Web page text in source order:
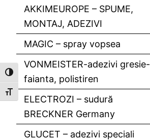
Toggle High Contrast
Toggle Font size
AKKIMEUROPE – SPUME,
MONTAJ, ADEZIVI
MAGIC – spray vopsea
VONMEISTER-adezivi gresie-
faianta, polistiren
ELECTROZI – sudură
BRECKNER Germany
GLUCET – adezivi speciali